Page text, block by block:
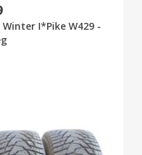
I*Pike W429 -